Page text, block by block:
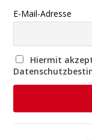
E-Mail-Adresse
Hiermit